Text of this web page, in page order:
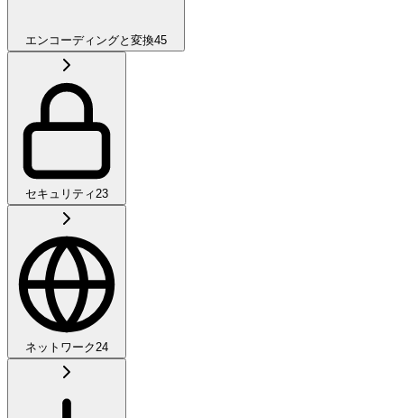
エンコーディングと変換45
セキュリティ23
ネットワーク24